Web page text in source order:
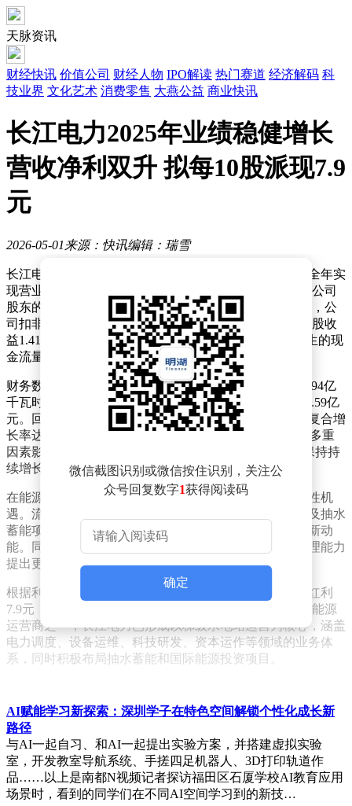
天脉资讯
财经快讯 价值公司 财经人物 IPO解读 热门赛道 经济解码 科
技业界 文化艺术 消费零售 大燕公益 商业快讯
长江电力2025年业绩稳健增长
营收净利双升 拟每10股派现7.9
元
2026-05-01 来源：快讯编辑：瑞雪
长江电力近日披露了2025年度财务报告，数据显示公司全年实
现营业总收入862.42亿元，较上年增长2.07%；归属于母公司
股东的净利润达345.03亿元，同比增长6.17%。报告期内，公
司扣非后归母净利润为334.46亿元，增幅2.89%；基本每股收
益1.41元，加权平均净资产收益率15.90%；经营活动产生的现
金流量净额605.63亿元，同比增长1.53%。
财务数据显示，公司2025年梯级电站累计发电量达3071.94亿
千瓦时，财务费用同比减少17.60亿元，投资收益实现49.59亿
元。回顾过去五年经营表现，2021年至2025年营业收入复合增
长率达9.16%，净利润复合增长率5.60%。其中2022年受多重
因素影响，归母净利润出现9.69%的下滑，但随后三年保持持
续增长态势，2024年净利润增速达19.28%。
在能源转型背景下，公司年报指出水电行业正迎来结构性机
遇。流域协同调度体系的完善、数智化改造的推进，以及抽水
蓄能项目和境外清洁能源投资的拓展，为行业发展注入新动
能。同时，能源保供责任和大坝安全运行要求对运营管理能力
提出更高标准，促使企业持续优化管理效能。
根据利润分配预案，公司拟向全体股东每10股派发现金红利
7.9元（含税），分红率约56.02%。作为国内最大的清洁能源
运营商之一，长江电力已形成以梯级水电站运营为核心，涵盖
电力调度、设备运维、科技研发、资本运作等领域的业务体
系，同时积极布局抽水蓄能和国际能源投资项目。
微信截图识别或微信按住识别，关注公
众号回复数字1获得阅读码
确定
AI赋能学习新探索：深圳学子在特色空间解锁个性化成长新
路径
与AI一起自习、和AI一起提出实验方案，并搭建虚拟实验
室，开发教室导航系统、手搓四足机器人、3D打印轨道作
品……以上是南都N视频记者探访福田区石厦学校AI教育应用
场景时，看到的同学们在不同AI空间学习到的新技…